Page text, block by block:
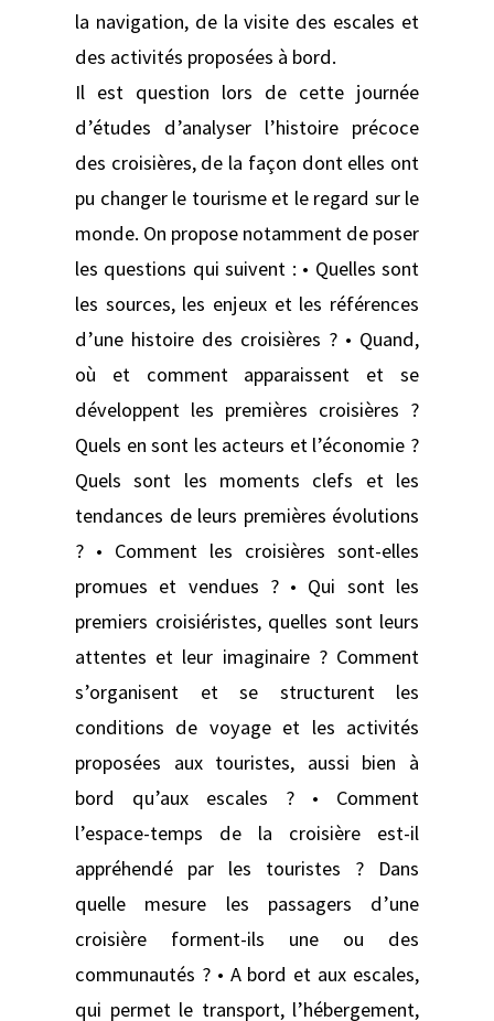
la navigation, de la visite des escales et
des activités proposées à bord.
Il est question lors de cette journée
d’études d’analyser l’histoire précoce
des croisières, de la façon dont elles ont
pu changer le tourisme et le regard sur le
monde. On propose notamment de poser
les questions qui suivent : • Quelles sont
les sources, les enjeux et les références
d’une histoire des croisières ? • Quand,
où et comment apparaissent et se
développent les premières croisières ?
Quels en sont les acteurs et l’économie ?
Quels sont les moments clefs et les
tendances de leurs premières évolutions
? • Comment les croisières sont-elles
promues et vendues ? • Qui sont les
premiers croisiéristes, quelles sont leurs
attentes et leur imaginaire ? Comment
s’organisent et se structurent les
conditions de voyage et les activités
proposées aux touristes, aussi bien à
bord qu’aux escales ? • Comment
l’espace-temps de la croisière est-il
appréhendé par les touristes ? Dans
quelle mesure les passagers d’une
croisière forment-ils une ou des
communautés ? • A bord et aux escales,
qui permet le transport, l’hébergement,